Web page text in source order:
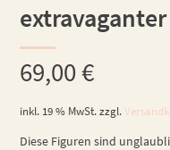
69,00€
inkl. 19 % MwSt. zzgl.
Diese Figuren sind